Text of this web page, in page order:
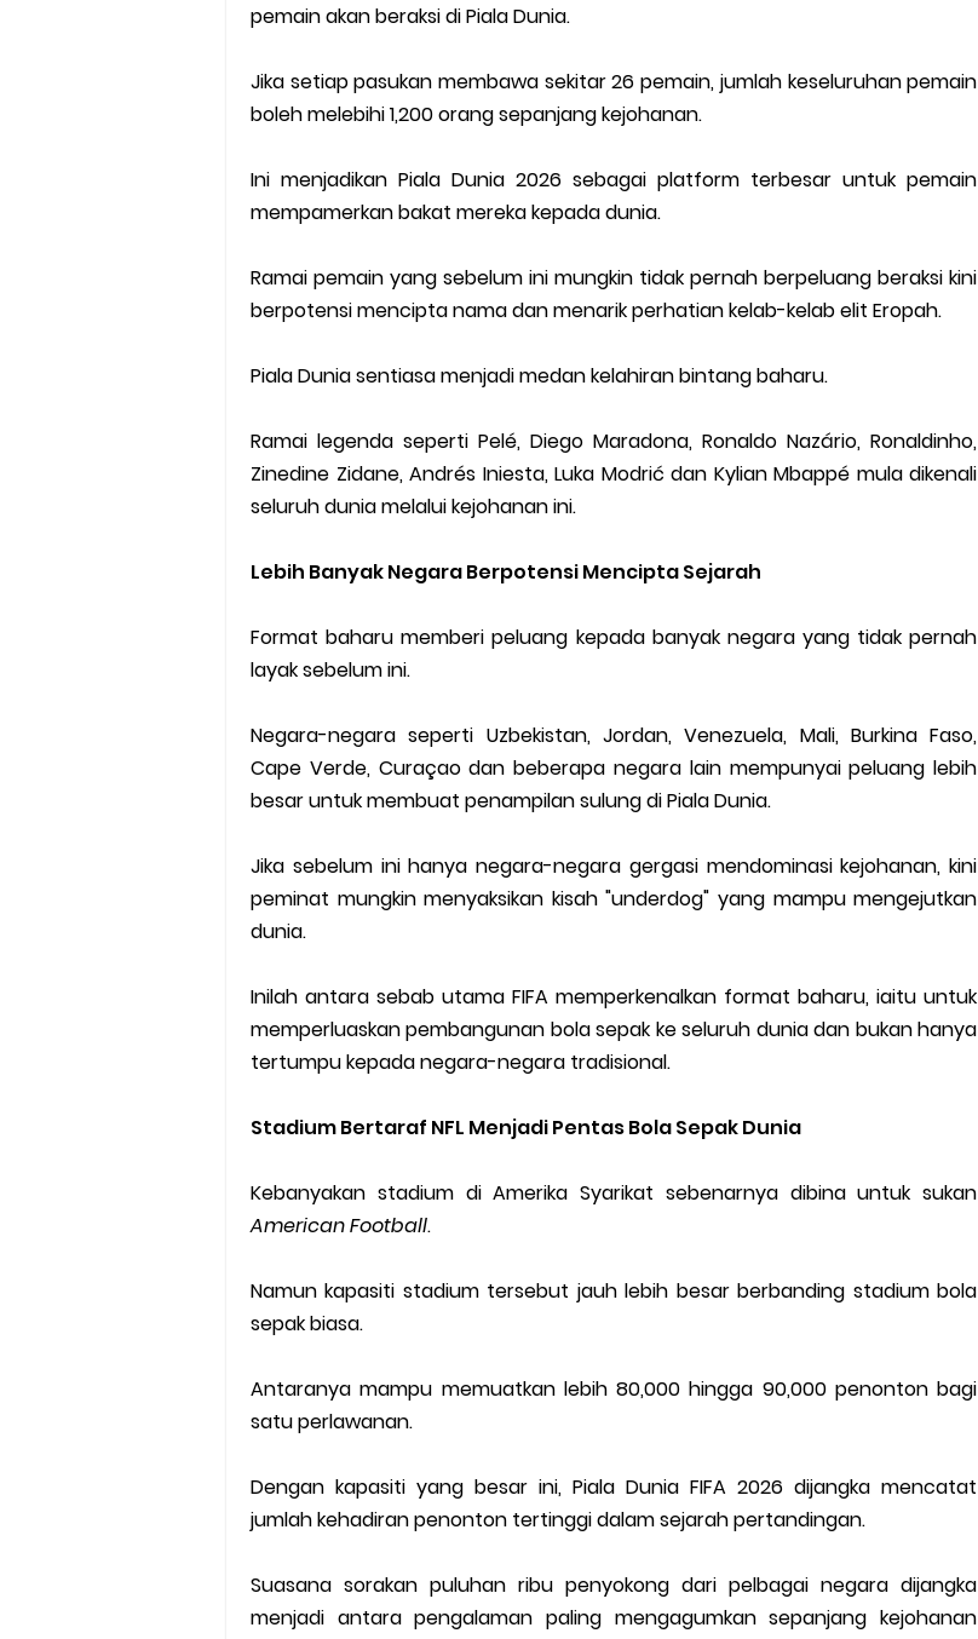
pemain akan beraksi di Piala Dunia.
Jika setiap pasukan membawa sekitar 26 pemain, jumlah keseluruhan pemain
boleh melebihi 1,200 orang sepanjang kejohanan.
Ini menjadikan Piala Dunia 2026 sebagai platform terbesar untuk pemain
mempamerkan bakat mereka kepada dunia.
Ramai pemain yang sebelum ini mungkin tidak pernah berpeluang beraksi kini
berpotensi mencipta nama dan menarik perhatian kelab-kelab elit Eropah.
Piala Dunia sentiasa menjadi medan kelahiran bintang baharu.
Ramai legenda seperti Pelé, Diego Maradona, Ronaldo Nazário, Ronaldinho,
Zinedine Zidane, Andrés Iniesta, Luka Modrić dan Kylian Mbappé mula dikenali
seluruh dunia melalui kejohanan ini.
Lebih Banyak Negara Berpotensi Mencipta Sejarah
Format baharu memberi peluang kepada banyak negara yang tidak pernah
layak sebelum ini.
Negara-negara seperti Uzbekistan, Jordan, Venezuela, Mali, Burkina Faso,
Cape Verde, Curaçao dan beberapa negara lain mempunyai peluang lebih
besar untuk membuat penampilan sulung di Piala Dunia.
Jika sebelum ini hanya negara-negara gergasi mendominasi kejohanan, kini
peminat mungkin menyaksikan kisah "underdog" yang mampu mengejutkan
dunia.
Inilah antara sebab utama FIFA memperkenalkan format baharu, iaitu untuk
memperluaskan pembangunan bola sepak ke seluruh dunia dan bukan hanya
tertumpu kepada negara-negara tradisional.
Stadium Bertaraf NFL Menjadi Pentas Bola Sepak Dunia
Kebanyakan stadium di Amerika Syarikat sebenarnya dibina untuk sukan
American Football.
Namun kapasiti stadium tersebut jauh lebih besar berbanding stadium bola
sepak biasa.
Antaranya mampu memuatkan lebih 80,000 hingga 90,000 penonton bagi
satu perlawanan.
Dengan kapasiti yang besar ini, Piala Dunia FIFA 2026 dijangka mencatat
jumlah kehadiran penonton tertinggi dalam sejarah pertandingan.
Suasana sorakan puluhan ribu penyokong dari pelbagai negara dijangka
menjadi antara pengalaman paling mengagumkan sepanjang kejohanan